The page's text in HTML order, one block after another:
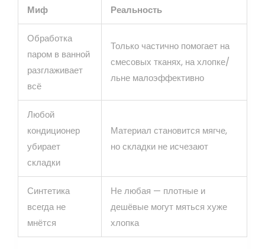
Миф Реальность
Обработка
паром в ванной
разглаживает
всё
Только частично помогает на
смесовых тканях, на хлопке/
льне малоэффективно
Любой
кондиционер
убирает
складки
Материал становится мягче,
но складки не исчезают
Синтетика
всегда не
мнётся
Не любая — плотные и
дешёвые могут мяться хуже
хлопка